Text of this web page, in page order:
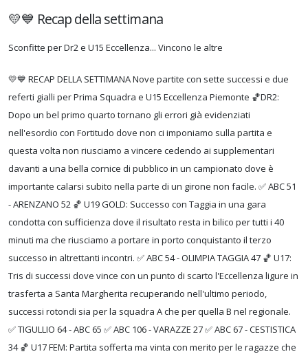
💛💙 Recap della settimana
Sconfitte per Dr2 e U15 Eccellenza... Vincono le altre
💛💙 RECAP DELLA SETTIMANA Nove partite con sette successi e due
referti gialli per Prima Squadra e U15 Eccellenza Piemonte 🏀DR2:
Dopo un bel primo quarto tornano gli errori già evidenziati
nell'esordio con Fortitudo dove non ci imponiamo sulla partita e
questa volta non riusciamo a vincere cedendo ai supplementari
davanti a una bella cornice di pubblico in un campionato dove è
importante calarsi subito nella parte di un girone non facile. ✅️ ABC 51
- ARENZANO 52 🏀 U19 GOLD: Successo con Taggia in una gara
condotta con sufficienza dove il risultato resta in bilico per tutti i 40
minuti ma che riusciamo a portare in porto conquistanto il terzo
successo in altrettanti incontri. ✅️ ABC 54 - OLIMPIA TAGGIA 47 🏀 U17:
Tris di successi dove vince con un punto di scarto l'Eccellenza ligure in
trasferta a Santa Margherita recuperando nell'ultimo periodo,
successi rotondi sia per la squadra A che per quella B nel regionale.
✅️ TIGULLIO 64 - ABC 65 ✅️ ABC 106 - VARAZZE 27 ✅️ ABC 67 - CESTISTICA
34 🏀 U17 FEM: Partita sofferta ma vinta con merito per le ragazze che